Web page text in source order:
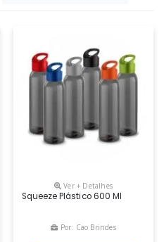
Ver + Detalhes
Squeeze Plástico 600 Ml
Por: Cao Brindes